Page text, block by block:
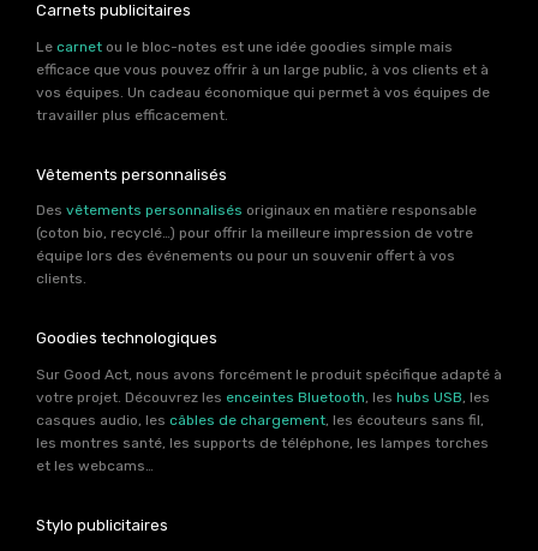
Carnets publicitaires
Le carnet ou le bloc-notes est une idée goodies simple mais
efficace que vous pouvez offrir à un large public, à vos clients et à
vos équipes. Un cadeau économique qui permet à vos équipes de
travailler plus efficacement.
Vêtements personnalisés
Des vêtements personnalisés originaux en matière responsable
(coton bio, recyclé…) pour offrir la meilleure impression de votre
équipe lors des événements ou pour un souvenir offert à vos
clients.
Goodies technologiques
Sur Good Act, nous avons forcément le produit spécifique adapté à
votre projet. Découvrez les enceintes Bluetooth , les hubs USB , les
casques audio, les câbles de chargement , les écouteurs sans fil,
les montres santé, les supports de téléphone, les lampes torches
et les webcams…
Stylo publicitaires